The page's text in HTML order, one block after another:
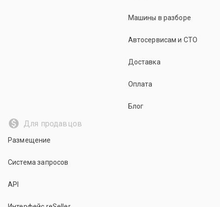
Машины в разборе
Автосервисам и СТО
Доставка
Оплата
Блог
Для продавцов
Размещение
Система запросов
API